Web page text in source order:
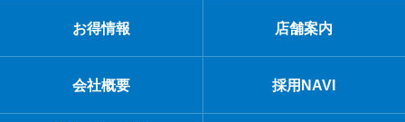
お得情報 店舗案内
会社概要 採用NAVI